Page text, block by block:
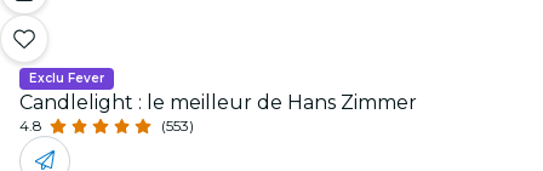
Exclu Fever
Candlelight : le meilleur de Hans Zimmer
4.8 (553)